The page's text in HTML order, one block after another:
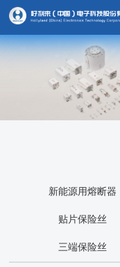
新能源用熔断器
贴片保险丝
三端保险丝